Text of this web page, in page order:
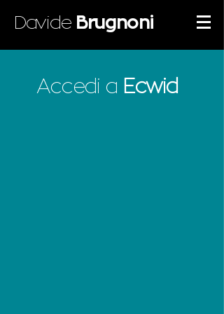
Davide Brugnoni
Accedi a Ecwid